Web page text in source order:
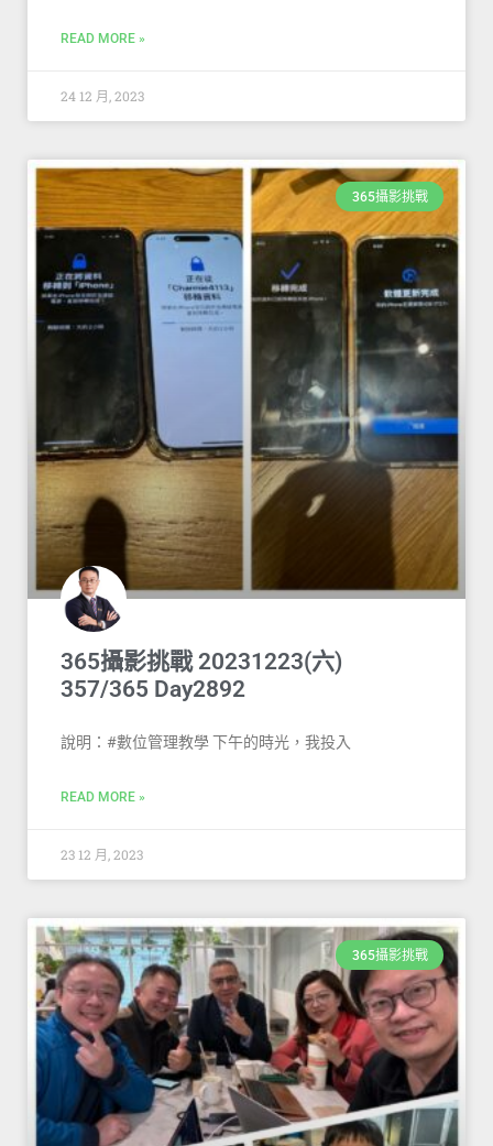
READ MORE »
24 12 月, 2023
365攝影挑戰
365攝影挑戰 20231223(六)
357/365 Day2892
說明：#數位管理教學 下午的時光，我投入
READ MORE »
23 12 月, 2023
365攝影挑戰